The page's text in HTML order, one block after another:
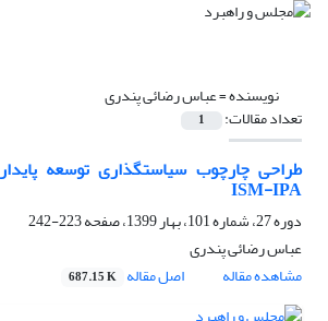
نویسنده =عباس رضائی پندری
تعداد مقالات: 1
طراحی چارچوب سیاستگذاری توسعه
ISM-IPA
دوره 27، شماره 101، بهار 1399، صفحه
223-242
عباس رضائی پندری
مشاهده مقاله
اصل مقاله 687.15 K